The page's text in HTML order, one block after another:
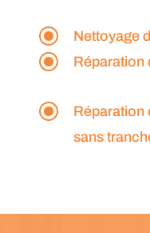
\ Nettoyage
\ Réparation
\
Réparation
sans